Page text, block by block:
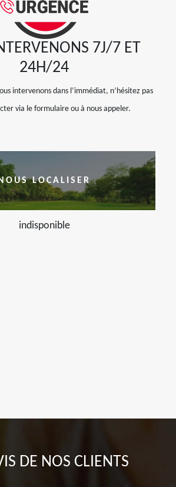
7J/7 ET
24H/24
intervenons dans l’immédiat, n’hésitez pas
via le formulaire ou à nous appeler.
LOCALISER
indisponible
DE NOS CLIENTS